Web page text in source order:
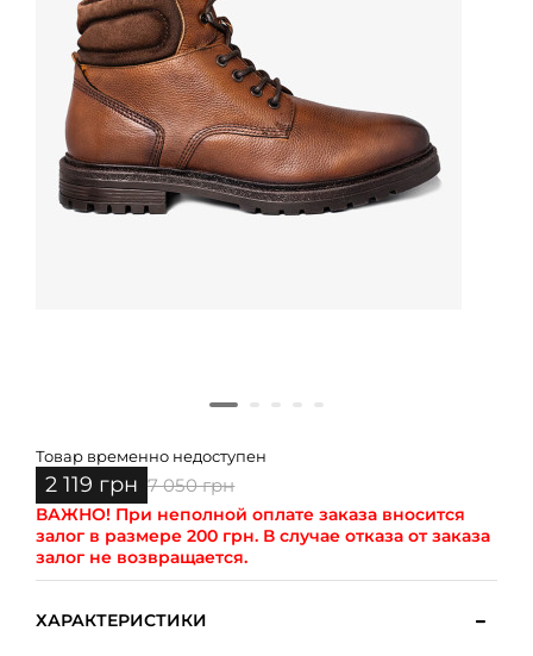
Товар временно недоступен
2 119 грн 7 050 грн
ВАЖНО! При неполной оплате заказа вносится
залог в размере 200 грн. В случае отказа от заказа
залог не возвращается.
ХАРАКТЕРИСТИКИ